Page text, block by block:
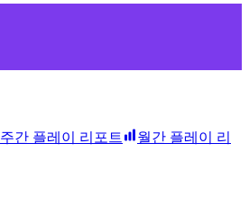
주간 플레이 리포트
월간 플레이 리